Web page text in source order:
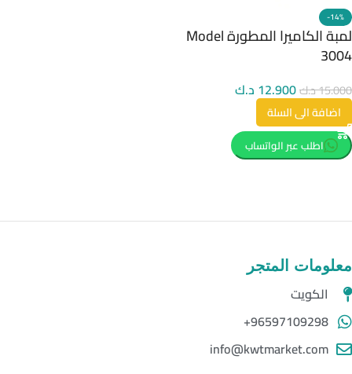
-14%
لمبة الكاميرا المطورة Model
3004
15.000د.ك12.900 د.ك
اضافة الى السلة
اطلب عبر الواتساب
معلومات المتجر
الكويت
96597109298+
info@kwtmarket.com